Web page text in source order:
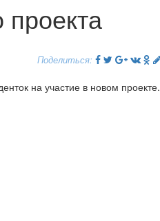
проекта
Поделиться:
на участие в новом проекте.